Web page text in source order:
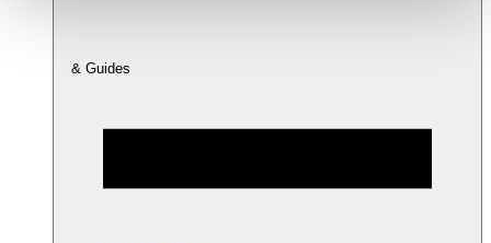
& Guides